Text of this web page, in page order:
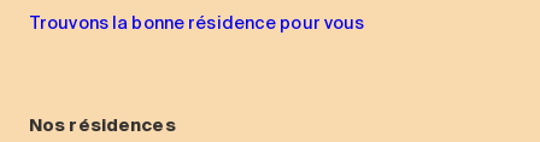
Trouvons la bonne résidence pour vous
Nos résidences